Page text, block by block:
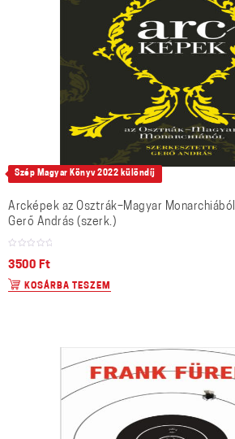
Szép Magyar Könyv 2022 különdíj
Arcképek az Osztrák–Magyar Monarchiából
Gerő András (szerk.)
3500 Ft
KOSÁRBA TESZEM